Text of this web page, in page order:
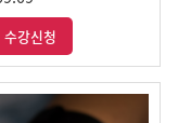
수강신청